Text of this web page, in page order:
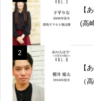
【
(高
2
【
（